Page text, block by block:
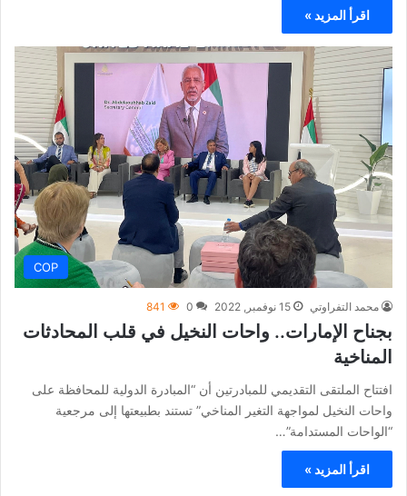
اقرأ المزيد »
COP
محمد التفراوتي 15 نوفمبر, 2022 0
841
بجناح الإمارات.. واحات النخيل في قلب المحادثات
المناخية
افتتاح الملتقى التقديمي للمبادرتين أن “المبادرة الدولية للمحافظة على
واحات النخيل لمواجهة التغير المناخي” تستند بطبيعتها إلى مرجعية
“الواحات المستدامة”…
اقرأ المزيد »